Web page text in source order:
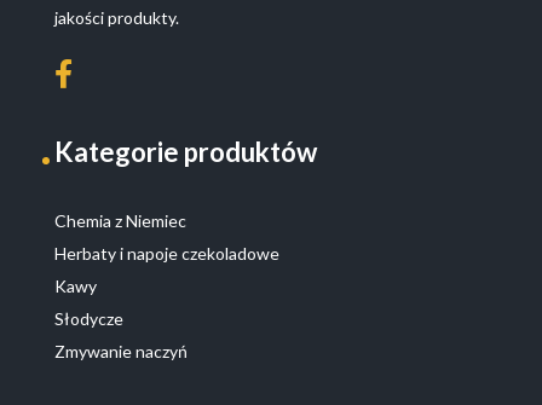
jakości produkty.
Kategorie produktów
Chemia z Niemiec
Herbaty i napoje czekoladowe
Kawy
Słodycze
Zmywanie naczyń